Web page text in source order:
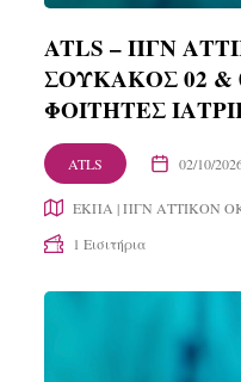
ATLS – ΠΓΝ
ΣΟΥΚΑΚΟΣ 02 &
ΦΟΙΤΗΤΕΣ
ATLS 02/10/
ΕΚΠΑ | ΠΓΝ ΑΤΤΙΚΟΝ
1 Εισιτήρια